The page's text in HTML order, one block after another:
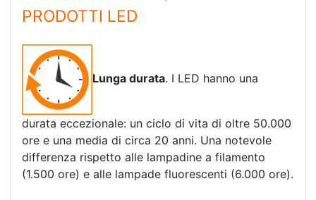
PRODOTTI LED
Lunga durata. I LED hanno una
durata eccezionale: un ciclo di vita di oltre 50.000
ore e una media di circa 20 anni. Una notevole
differenza rispetto alle lampadine a filamento
(1.500 ore) e alle lampade fluorescenti (6.000 ore).